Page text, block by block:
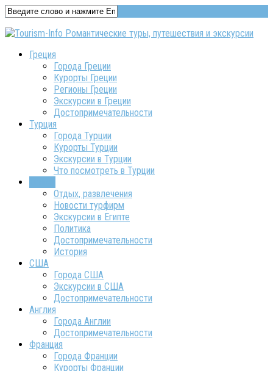
Греция
Города Греции
Курорты Греции
Регионы Греции
Экскурсии в Греции
Достопримечательности
Турция
Города Турции
Курорты Турции
Экскурсии в Турции
Что посмотреть в Турции
Отдых, развлечения
Новости турфирм
Экскурсии в Египте
Политика
Достопримечательности
История
США
Города США
Экскурсии в США
Достопримечательности
Англия
Города Англии
Достопримечательности
Франция
Города Франции
Курорты Франции